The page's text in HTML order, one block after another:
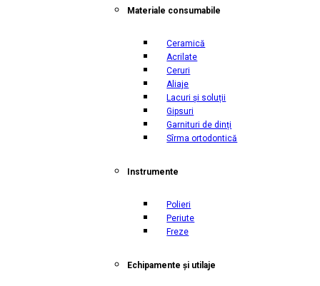
Materiale consumabile
Ceramică
Acrilate
Ceruri
Aliaje
Lacuri și soluții
Gipsuri
Garnituri de dinți
Sîrma ortodontică
Instrumente
Polieri
Periute
Freze
Echipamente și utilaje